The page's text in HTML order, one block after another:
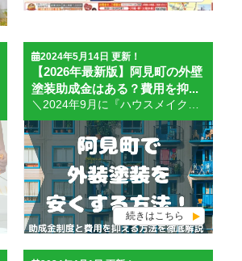
2024年5月14日 更新！
【2026年最新版】阿見町の外壁
塗装助成金はある？費用を抑...
続きはこちら